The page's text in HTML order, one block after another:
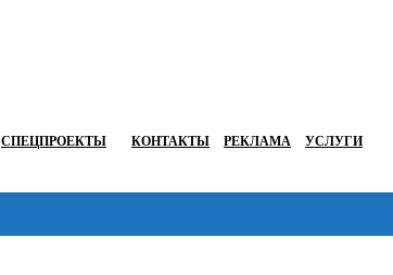
СПЕЦПРОЕКТЫ КОНТАКТЫ РЕКЛАМА УСЛУГИ